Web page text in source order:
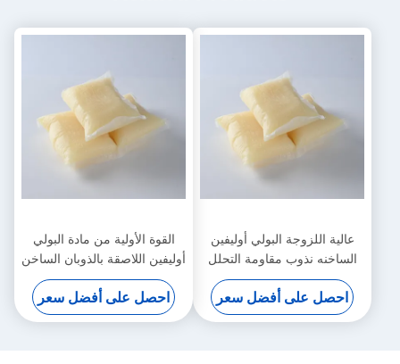
عالية اللزوجة البولي أوليفين
الساخنه نذوب مقاومة التحلل
المائي بعد المركب
احصل على أفضل سعر
القوة الأولية من مادة البولي
أوليفين اللاصقة بالذوبان الساخن
مراتب لاصقة حساسة للضغط
احصل على أفضل سعر